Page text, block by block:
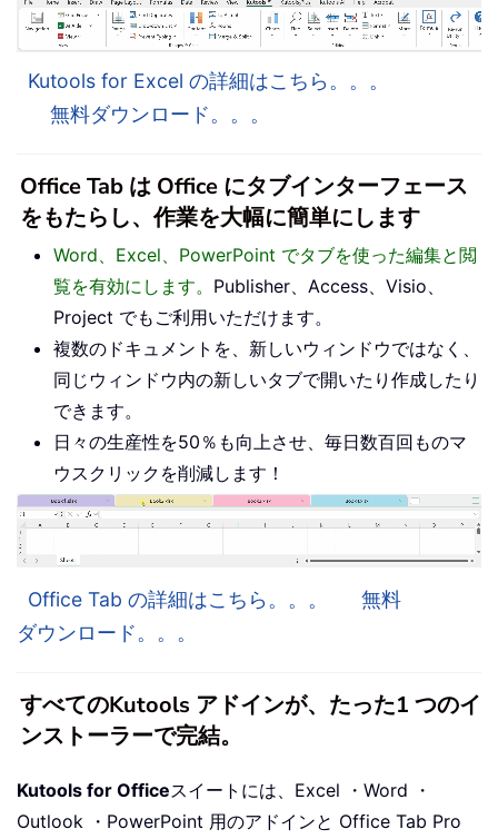
Kutools for Excel の詳細はこちら。。。
無料ダウンロード。。。
Office Tab は Office にタブインターフェース
をもたらし、作業を大幅に簡単にします
Word、Excel、PowerPoint でタブを使った編集と閲
覧を有効にします。 Publisher、Access、Visio、
Project でもご利用いただけます。
複数のドキュメントを、新しいウィンドウではなく、
同じウィンドウ内の新しいタブで開いたり作成したり
できます。
日々の生産性を50％も向上させ、毎日数百回ものマ
ウスクリックを削減します！
Office Tab の詳細はこちら。。。
無料
ダウンロード。。。
すべてのKutools アドインが、たった1 つのイ
ンストーラーで完結。
Kutools for Officeスイートには、Excel ・Word ・
Outlook ・PowerPoint 用のアドインと Office Tab Pro